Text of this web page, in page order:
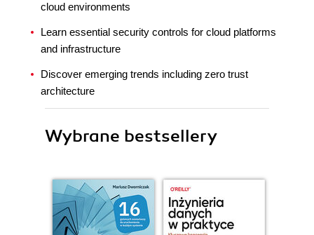
cloud environments
Learn essential security controls for cloud platforms
and infrastructure
Discover emerging trends including zero trust
architecture
Wybrane bestsellery